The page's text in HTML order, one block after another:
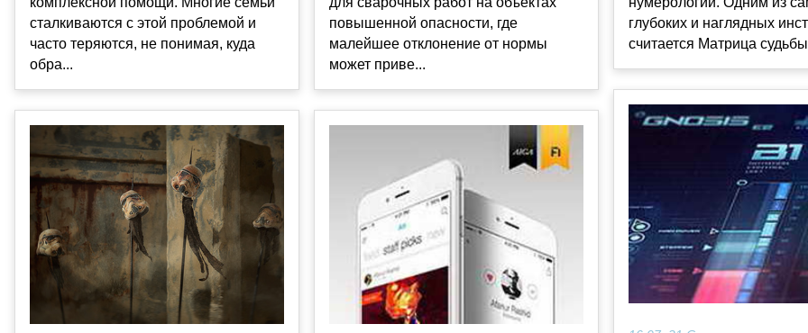
сталкиваются с этой проблемой и
часто теряются, не понимая, куда
обра...
повышенной опасности, где
малейшее отклонение от нормы
может приве...
глубоких и наглядных
считается Матрица